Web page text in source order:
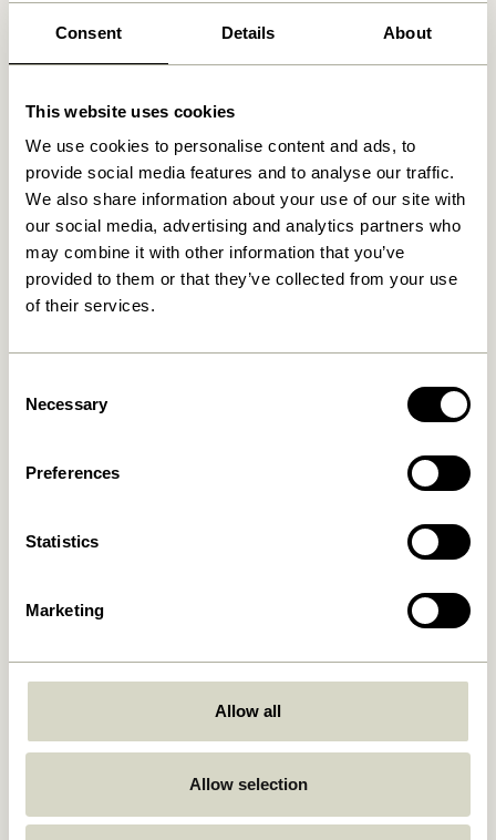
Consent Details About
This website uses cookies
We use cookies to personalise content and ads, to
provide social media features and to analyse our traffic.
We also share information about your use of our site with
our social media, advertising and analytics partners who
may combine it with other information that you’ve
provided to them or that they’ve collected from your use
of their services.
Selection
Necessary
Preferences
Statistics
Marketing
Allow all
Allow selection
Produits similaires
859,00kr.